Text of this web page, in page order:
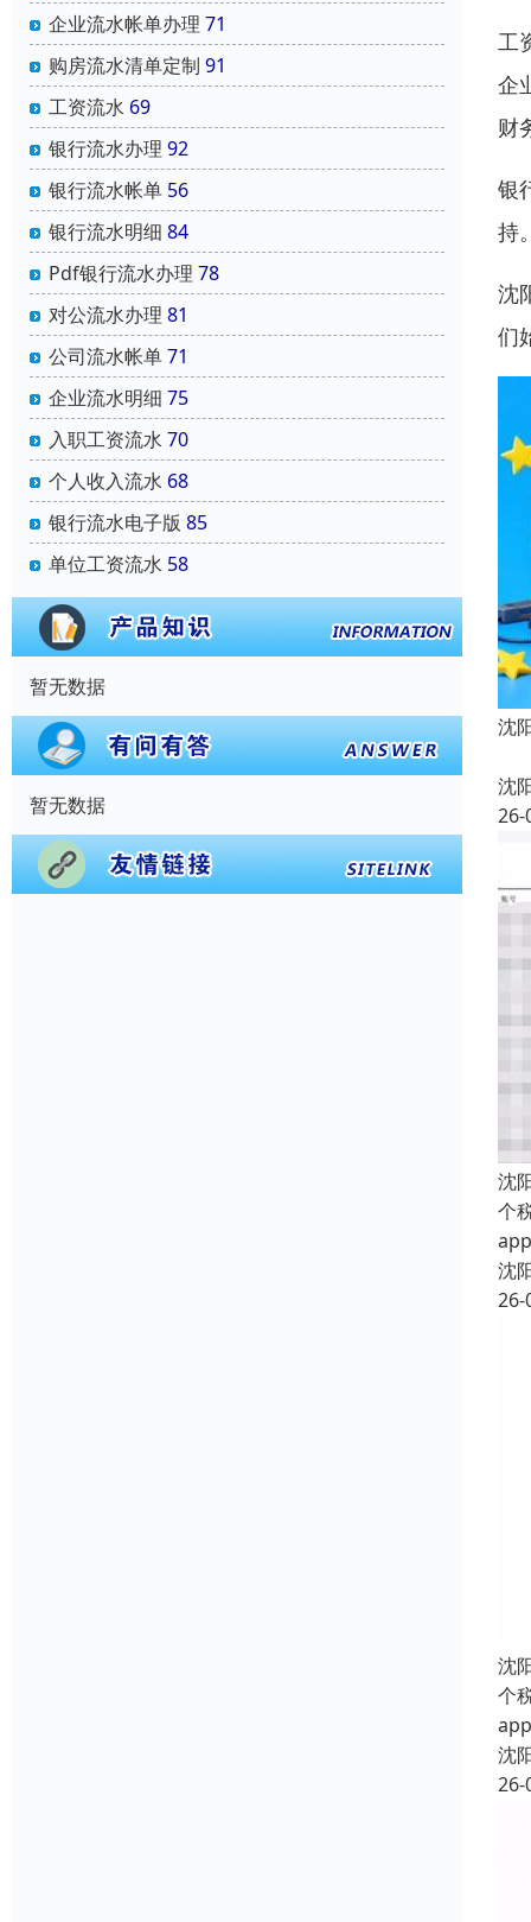
企业流水帐单办理 71
购房流水清单定制 91
工资流水 69
银行流水办理 92
银行流水帐单 56
银行流水明细 84
Pdf银行流水办理 78
对公流水办理 81
公司流水帐单71
企业流水明细 75
入职工资流水 70
个人收入流水 68
银行流水电子版 85
单位工资流水 58
暂无数据
暂无数据
工
企
财
银
持
沈
们
沈
沈
26-
沈
个
沈
26-
沈
个
沈
26-